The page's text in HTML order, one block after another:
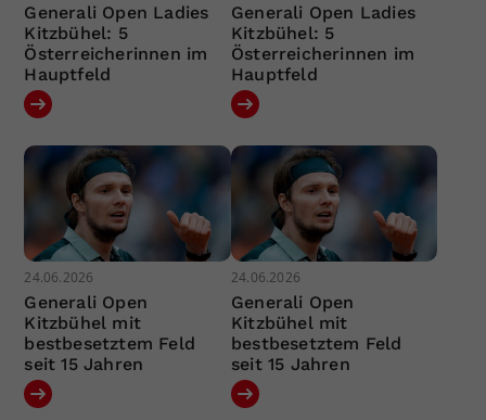
Generali Open Ladies
Kitzbühel: 5
Österreicherinnen im
Hauptfeld
Generali Open Ladies
Kitzbühel: 5
Österreicherinnen im
Hauptfeld
24.06.2026
Generali Open
Kitzbühel mit
bestbesetztem Feld
seit 15 Jahren
24.06.2026
Generali Open
Kitzbühel mit
bestbesetztem Feld
seit 15 Jahren